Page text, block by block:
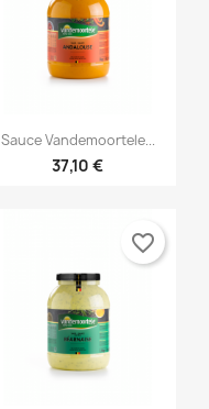
Snabbvy
Sauce Vandemoortele...
37,10 €
favorite_border